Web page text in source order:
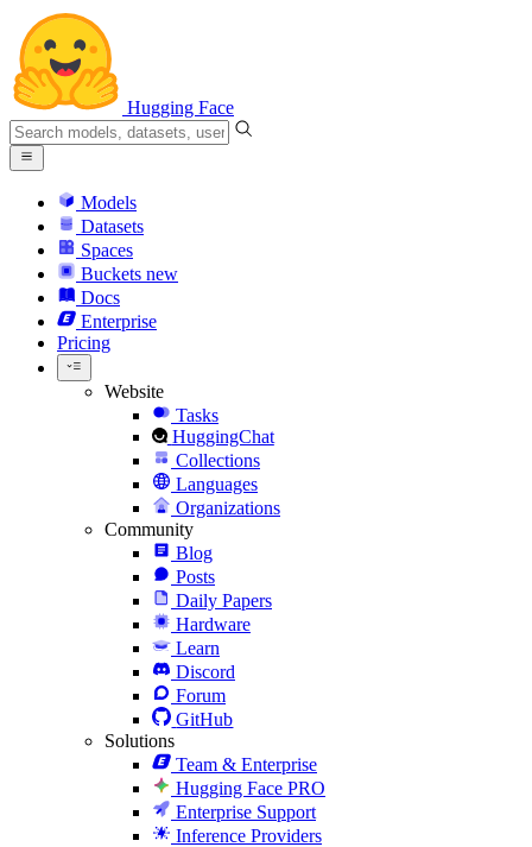
Hugging Face
Models
Datasets
Spaces
Buckets new
Docs
Enterprise
Pricing
Website
Tasks
HuggingChat
Collections
Languages
Organizations
Community
Blog
Posts
Daily Papers
Hardware
Learn
Discord
Forum
GitHub
Solutions
Team & Enterprise
Hugging Face PRO
Enterprise Support
Inference Providers